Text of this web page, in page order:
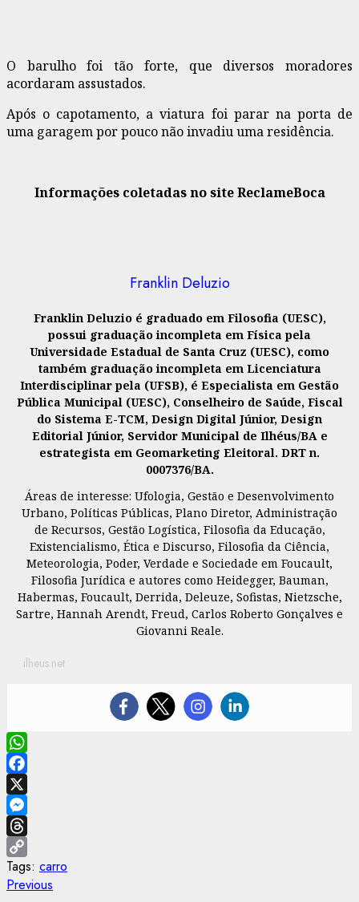
O barulho foi tão forte, que diversos moradores
acordaram assustados.
Após o capotamento, a viatura foi parar na porta de
uma garagem por pouco não invadiu uma residência.
Informações coletadas no site ReclameBoca
Franklin Deluzio
Franklin Deluzio é graduado em Filosofia (UESC),
possui graduação incompleta em Física pela
Universidade Estadual de Santa Cruz (UESC), como
também graduação incompleta em Licenciatura
Interdisciplinar pela (UFSB), é Especialista em Gestão
Pública Municipal (UESC), Conselheiro de Saúde, Fiscal
do Sistema E-TCM, Design Digital Júnior, Design
Editorial Júnior, Servidor Municipal de Ilhéus/BA e
estrategista em Geomarketing Eleitoral. DRT n.
0007376/BA.
Áreas de interesse: Ufologia, Gestão e Desenvolvimento
Urbano, Políticas Públicas, Plano Diretor, Administração
de Recursos, Gestão Logística, Filosofia da Educação,
Existencialismo, Ética e Discurso, Filosofia da Ciência,
Meteorologia, Poder, Verdade e Sociedade em Foucault,
Filosofia Jurídica e autores como Heidegger, Bauman,
Habermas, Foucault, Derrida, Deleuze, Sofistas, Nietzsche,
Sartre, Hannah Arendt, Freud, Carlos Roberto Gonçalves e
Giovanni Reale.
ilheus.net
WhatsApp
Facebook
X
Messenger
Threads
Copy
Link
Tags: carro
Post
Previous